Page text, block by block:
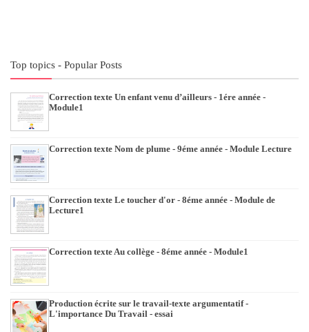
Top topics - Popular Posts
Correction texte Un enfant venu d’ailleurs - 1ére année -
Module1
Correction texte Nom de plume - 9éme année - Module Lecture
Correction texte Le toucher d'or - 8éme année - Module de
Lecture1
Correction texte Au collège - 8éme année - Module1
Production écrite sur le travail-texte argumentatif -
L'importance Du Travail - essai